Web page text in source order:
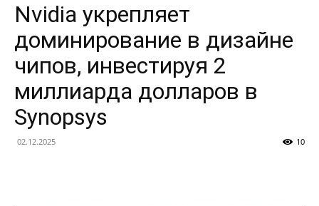
Nvidia укрепляет
доминирование в дизайне
чипов, инвестируя 2
миллиарда долларов в
Synopsys
02.12.2025 10